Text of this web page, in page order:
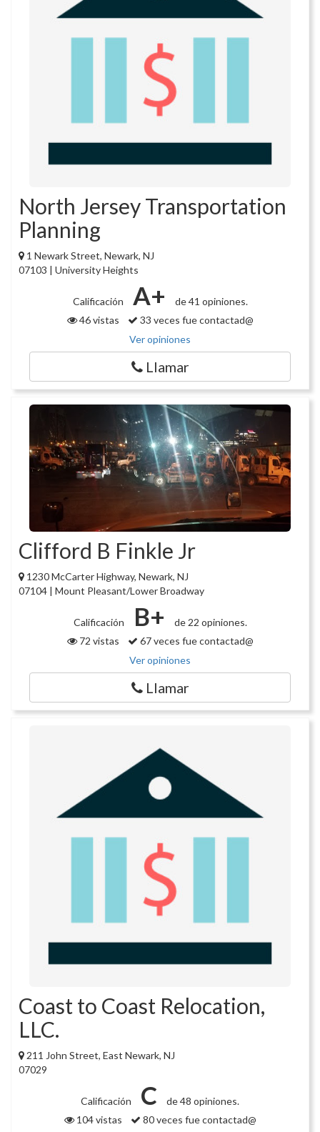
North Jersey Transportation
Planning
1 Newark Street, Newark, NJ
07103 | University Heights
Calificación A+
de 41 opiniones.
46 vistas
33 veces fue contactad@
Ver opiniones
Llamar
Clifford B Finkle Jr
1230 McCarter Highway, Newark, NJ
07104 | Mount Pleasant/Lower Broadway
Calificación B+
de 22 opiniones.
72 vistas
67 veces fue contactad@
Ver opiniones
Llamar
Coast to Coast Relocation,
LLC.
211 John Street, East Newark, NJ
07029
Calificación C
de 48 opiniones.
104 vistas
80 veces fue contactad@